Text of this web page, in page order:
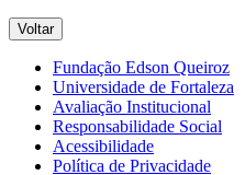
Voltar
Fundação Edson Queiroz
Universidade de Fortaleza
Avaliação Institucional
Responsabilidade Social
Acessibilidade
Política de Privacidade